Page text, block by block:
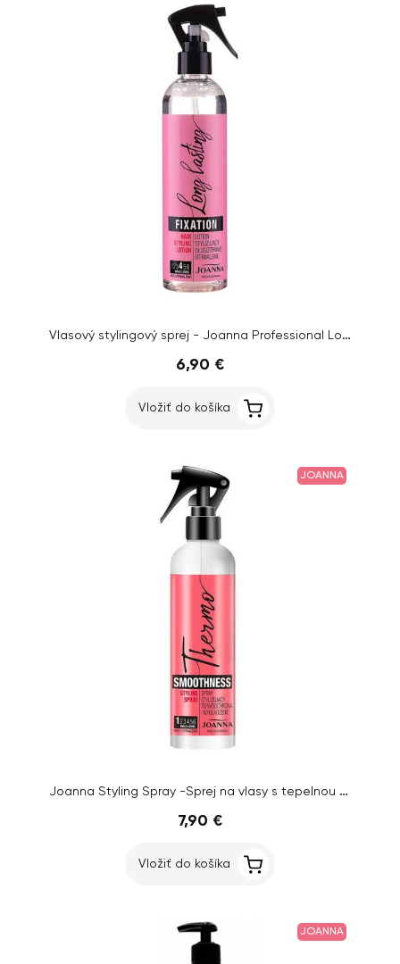
Vlasový stylingový sprej - Joanna Professional Long Lasting, 300 ml
6,90 €
Vložiť do košíka
JOANNA
Joanna Styling Spray -Sprej na vlasy s tepelnou ochranou 300 ml
7,90 €
Vložiť do košíka
JOANNA